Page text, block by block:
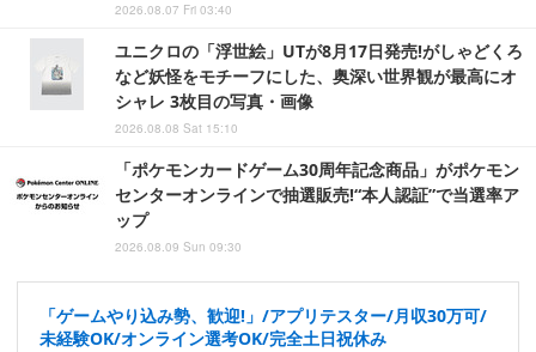
2026.08.07 Fri 03:40
ユニクロの「浮世絵」UTが8月17日発売!がしゃどくろ
など妖怪をモチーフにした、奥深い世界観が最高にオ
シャレ 3枚目の写真・画像
2026.08.08 Sat 15:10
「ポケモンカードゲーム30周年記念商品」がポケモン
センターオンラインで抽選販売!“本人認証”で当選率ア
ップ
2026.08.09 Sun 09:30
「ゲームやり込み勢、歓迎!」/アプリテスター/月収30万可/
未経験OK/オンライン選考OK/完全土日祝休み